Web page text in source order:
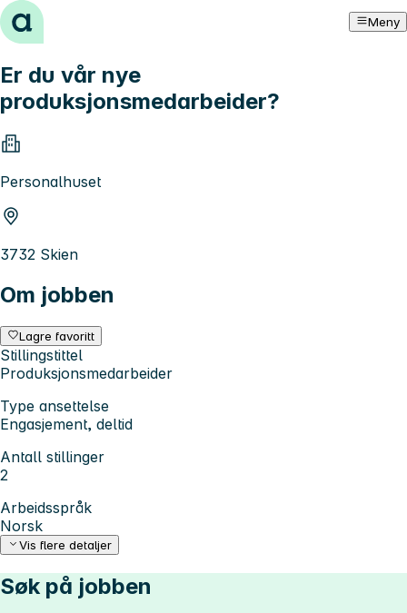
Hopp til innhold Meny
Er du vår nye
produksjonsmedarbeider?
Personalhuset
3732 Skien
Om jobben
Lagre favoritt
Stillingstittel
Produksjonsmedarbeider
Type ansettelse
Engasjement, deltid
Antall stillinger
2
Arbeidsspråk
Norsk
Vis flere detaljer
Søk på jobben